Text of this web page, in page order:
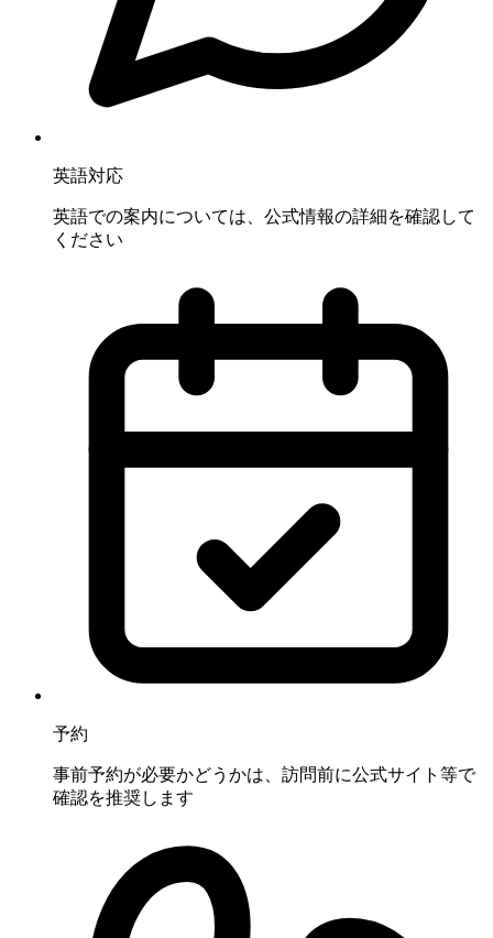
英語対応
英語での案内については、公式情報の詳細を確認して
ください
予約
事前予約が必要かどうかは、訪問前に公式サイト等で
確認を推奨します